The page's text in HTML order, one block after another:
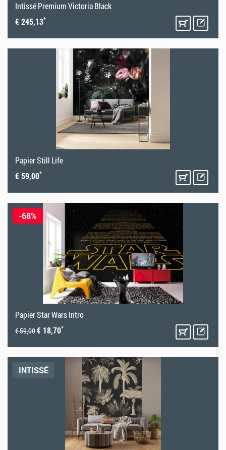
Intissé Premium Victoria Black
€ 245,13*
Papier Still Life
€ 59,00*
-68%
Papier Star Wars Intro
€ 59,00€ 18,70*
INTISSÉ